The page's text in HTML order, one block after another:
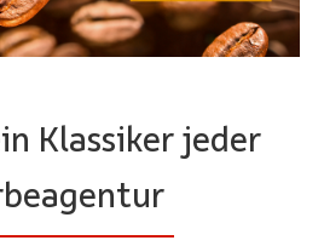
Klassiker jeder